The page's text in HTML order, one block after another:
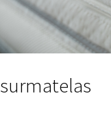
surmatelas